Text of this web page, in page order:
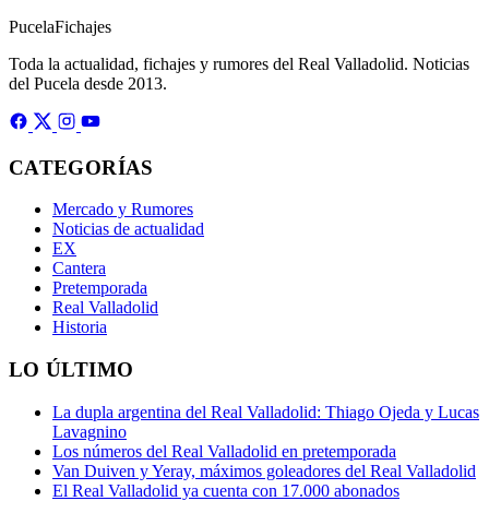
PucelaFichajes
Toda la actualidad, fichajes y rumores del Real Valladolid. Noticias
del Pucela desde 2013.
CATEGORÍAS
Mercado y Rumores
Noticias de actualidad
EX
Cantera
Pretemporada
Real Valladolid
Historia
LO ÚLTIMO
La dupla argentina del Real Valladolid: Thiago Ojeda y Lucas
Lavagnino
Los números del Real Valladolid en pretemporada
Van Duiven y Yeray, máximos goleadores del Real Valladolid
El Real Valladolid ya cuenta con 17.000 abonados